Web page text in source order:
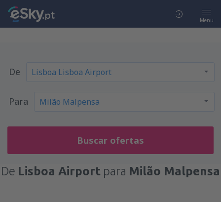
Menu
De
Para
Buscar ofertas
De Lisboa Airport para Milão Malpensa